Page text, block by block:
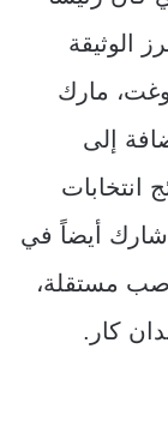
الوثيقة
مارك
إلى
انتخابات
شارك أيضاً في
مستقلة،
كار.